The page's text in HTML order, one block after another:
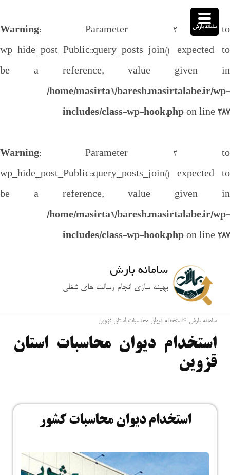
Warning: Parameter 2 to
wp_hide_post_Public::query_posts_join() expected to
be a reference, value given in
/home/masirta1/baresh.masirtalabe.ir/wp-
includes/class-wp-hook.php on line 287
Warning: Parameter 2 to
wp_hide_post_Public::query_posts_join() expected to
be a reference, value given in
/home/masirta1/baresh.masirtalabe.ir/wp-
includes/class-wp-hook.php on line 287
سامانه بارش
بهینه سازی انجام رسالت های شغلی
سامانه بارش >استخدام دیوان محاسبات استان قزوین
استخدام دیوان محاسبات استان
قزوین
استخدام دیوان محاسبات کشور
سامانه بارش